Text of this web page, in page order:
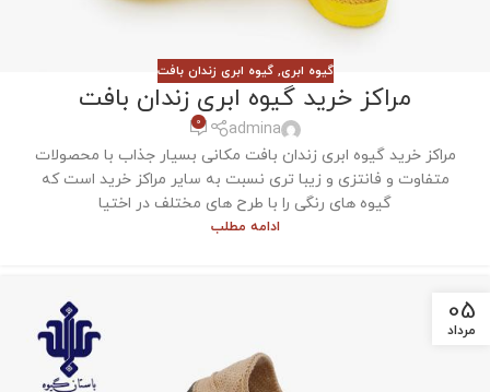
گیوه ابری,گیوه ابری زندان بافت
مراکز خرید گیوه ابری زندان بافت
admina
0
مراکز خرید گیوه ابری زندان بافت مکانی بسیار جذاب با محصولات
متفاوت و فانتزی و زیبا تری نسبت به سایر مراکز خرید است که
گیوه های رنگی را با طرح های مختلف در اختیا
ادامه مطلب
05
مرداد